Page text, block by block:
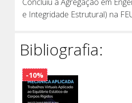
e Integridade Estrutural) na
Bibliografia:
-10%